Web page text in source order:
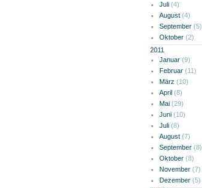
Juli (4)
August (4)
September (5)
Oktober (2)
2011
Januar (9)
Februar (11)
März (10)
April (8)
Mai (29)
Juni (10)
Juli (8)
August (7)
September (8)
Oktober (8)
November (7)
Dezember (5)